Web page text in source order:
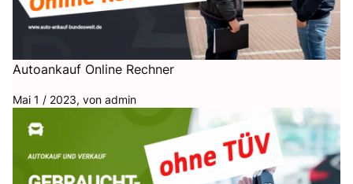
Autoankauf Online Rechner
Mai 1 / 2023, von admin